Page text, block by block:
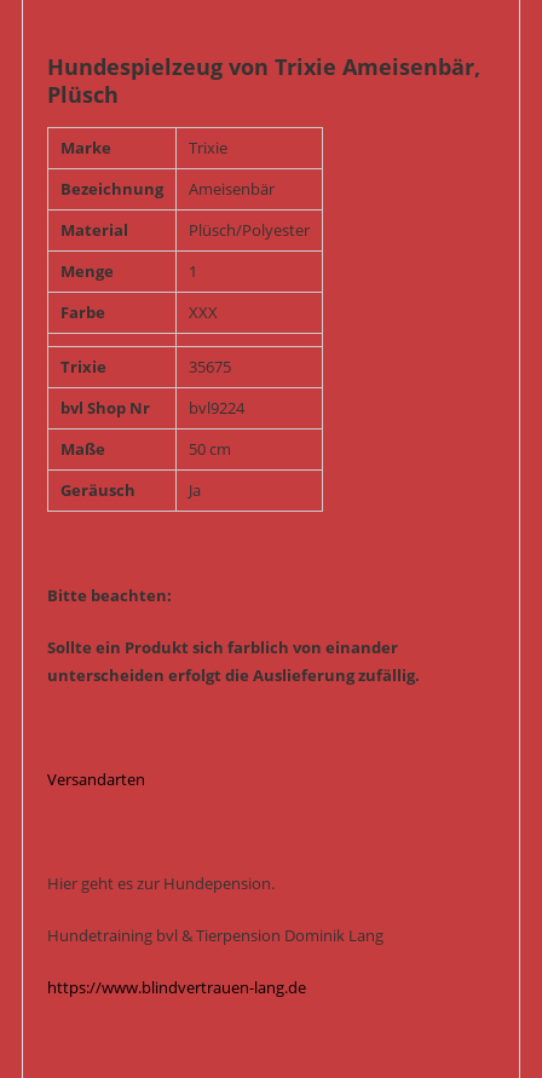
Hundespielzeug von Trixie Ameisenbär,
Plüsch
Marke
Trixie
Bezeichnung
Ameisenbär
Material
Plüsch/Polyester
Menge
1
Farbe
XXX
Trixie
35675
bvl Shop Nr
bvl9224
Maße
50 cm
Geräusch
Ja
Bitte beachten:
Sollte ein Produkt sich farblich von einander
unterscheiden erfolgt die Auslieferung zufällig.
Versandarten
Hier geht es zur Hundepension.
Hundetraining bvl & Tierpension Dominik Lang
https://www.blindvertrauen-lang.de